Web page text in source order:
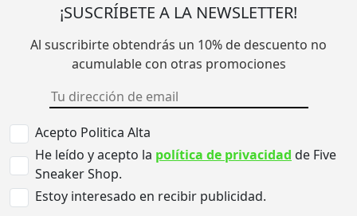
¡SUSCRÍBETE A LA NEWSLETTER!
Al suscribirte obtendrás un 10% de descuento no
acumulable con otras promociones
Acepto Politica Alta
He leído y acepto la política de privacidad de Five
Sneaker Shop.
Estoy interesado en recibir publicidad.